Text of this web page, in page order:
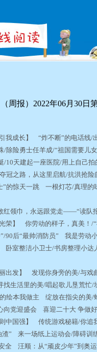
周报）2022年06月30日
引我成长】 “炸不断”的电话线
/除险勇士任羊成/“祖国需要儿
/10天建起一座医院/用上自己
冠之路，从这里启航/抗洪抢
”的惊天一跳 一根灯芯/真理的
红领巾，永远跟党走——“读队
光荣】 你劳动的样子，真美！/
90后“最帅消防员” 我是劳动
卧室整洁小卫士/书房整理小达
丽出发】 发现你身旁的美/与
生活里的美/唱起歌儿垦荒忙
绘本我做主 绽放在指尖的美
向党迎盛会 喜迎二十大 争做
则中国强】 传统游戏秘籍/你追
渣” 来一场纸上运动会/障碍训
汪顺：从“顽皮少年”到奥